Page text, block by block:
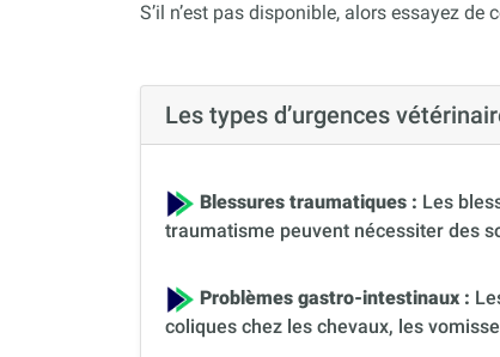
S’il n’est pas disponible, alors essayez
Les types d’urgences
Blessures traumatiques : Les
traumatisme peuvent nécessiter des
Problèmes gastro-intestinaux :
coliques chez les chevaux, les